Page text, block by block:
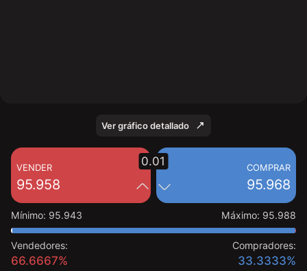
Ver gráfico detallado
VENDER
95.958
COMPRAR
95.968
0.01
Mínimo: 95.943 Máximo: 95.988
Vendedores:
66.6667%
Compradores:
33.3333%